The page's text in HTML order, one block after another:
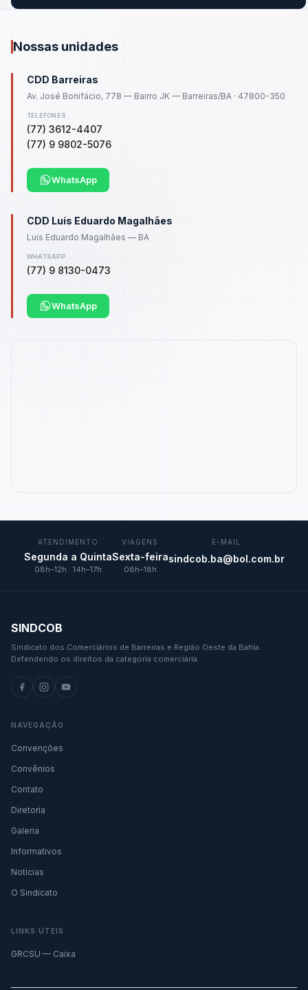
Nossas unidades
CDD Barreiras
Av. José Bonifácio, 778 — Bairro JK — Barreiras/BA · 47800-350
TELEFONES
(77) 3612-4407
(77) 9 9802-5076
WhatsApp
CDD Luís Eduardo Magalhães
Luís Eduardo Magalhães — BA
WHATSAPP
(77) 9 8130-0473
WhatsApp
ATENDIMENTO
Segunda a Quinta
08h–12h · 14h–17h
VIAGENS
Sexta-feira
08h–18h
E-MAIL
sindcob.ba@bol.com.br
SINDCOB
Sindicato dos Comerciários de Barreiras e Região Oeste da Bahia.
Defendendo os direitos da categoria comerciária.
NAVEGAÇÃO
Convenções
Convênios
Contato
Diretoria
Galeria
Informativos
Notícias
O Sindicato
LINKS ÚTEIS
GRCSU — Caixa